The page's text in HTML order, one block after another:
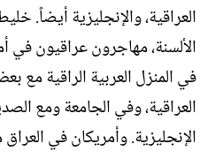
العراقية، والإنجليزية أيضاً.
الألسنة، مهاجرون عراقيون في
في المنزل العربية الراقية مع
العراقية، وفي الجامعة ومع
الإنجليزية. وأمريكان في